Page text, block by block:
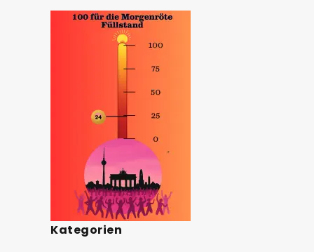
Kategorien